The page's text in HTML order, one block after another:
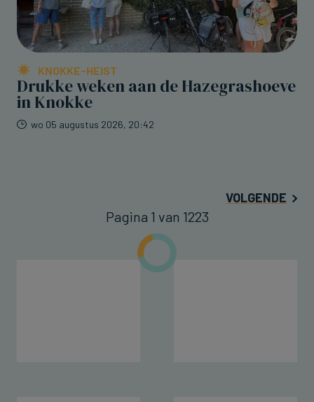
KNOKKE-HEIST
Drukke weken aan de Hazegrashoeve
in Knokke
wo 05 augustus 2026, 20:42
VOLGENDE
Pagina 1 van 1223